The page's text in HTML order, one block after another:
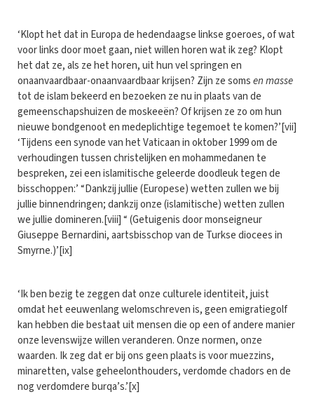
‘Klopt het dat in Europa de hedendaagse linkse goeroes, of wat
voor links door moet gaan, niet willen horen wat ik zeg? Klopt
het dat ze, als ze het horen, uit hun vel springen en
onaanvaardbaar-onaanvaardbaar krijsen? Zijn ze somsen masse
tot de islam bekeerd en bezoeken ze nu in plaats van de
gemeenschapshuizen de moskeeën? Of krijsen ze zo om hun
nieuwe bondgenoot en medeplichtige tegemoet te komen?’[vii]
‘Tijdens een synode van het Vaticaan in oktober 1999 om de
verhoudingen tussen christelijken en mohammedanen te
bespreken, zei een islamitische geleerde doodleuk tegen de
bisschoppen:’ “Dankzij jullie (Europese) wetten zullen we bij
jullie binnendringen; dankzij onze (islamitische) wetten zullen
we jullie domineren.[viii] “ (Getuigenis door monseigneur
Giuseppe Bernardini, aartsbisschop van de Turkse diocees in
Smyrne.)’[ix]
‘Ik ben bezig te zeggen dat onze culturele identiteit, juist
omdat het eeuwenlang welomschreven is, geen emigratiegolf
kan hebben die bestaat uit mensen die op een of andere manier
onze levenswijze willen veranderen. Onze normen, onze
waarden. Ik zeg dat er bij ons geen plaats is voor muezzins,
minaretten, valse geheelonthouders, verdomde chadors en de
nog verdomdere burqa’s.’[x]